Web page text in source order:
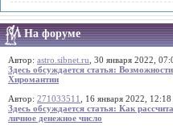
На форуме
Автор: astro.sibnet.ru , 30 января 2022,
Здесь обсуждается статья: Возможности
Хиромантии
Автор: 271033511
, 16 января 2022, 12:18
Здесь обсуждается статья: Как
личное денежное число